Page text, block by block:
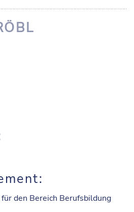
den Bereich Berufsbildung